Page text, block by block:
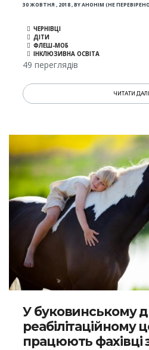
30 ЖОВТНЯ , 2018,BYАНОНІМ (НЕ
ЧЕРНІВЦІ
ДІТИ
ФЛЕШ-МОБ
ІНКЛЮЗИВНА ОСВІТА
49 переглядів
ЧИТАТИ
У буковинському
реабілітаційному
працюють фахівці з